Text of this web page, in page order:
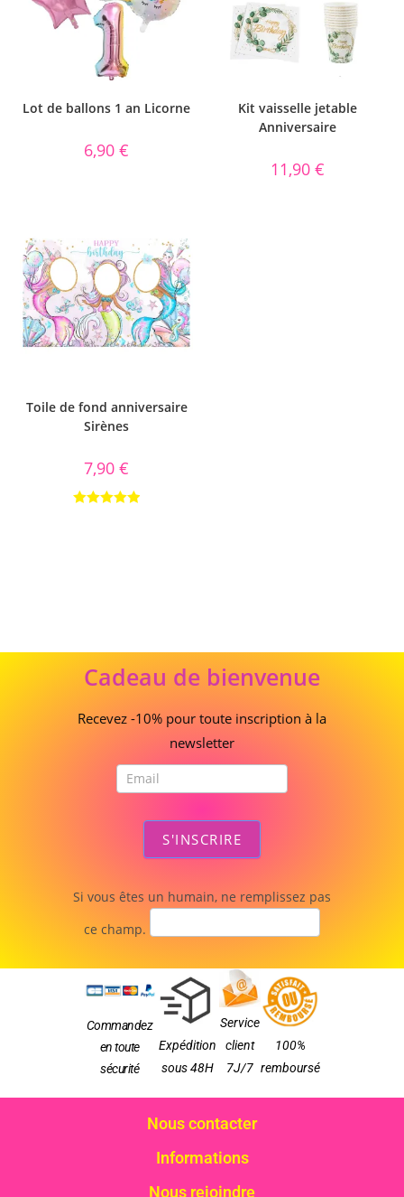
Lot de ballons 1 an Licorne
6,90€
Kit vaisselle jetable
Anniversaire
11,90 €
Toile de fond anniversaire
Sirènes
7,90€
deCadeau de bienvenue
Recevez -10% pour toute inscription à la
newsletter
S'INSCRIRE
Si vous êtes un humain, ne remplissez pas
ce champ.
Commandez
en toute
sécurité
Expédition
sous 48H
Service
client
7J/7
100%
remboursé
Nous contacter
Informations
Nous rejoindre